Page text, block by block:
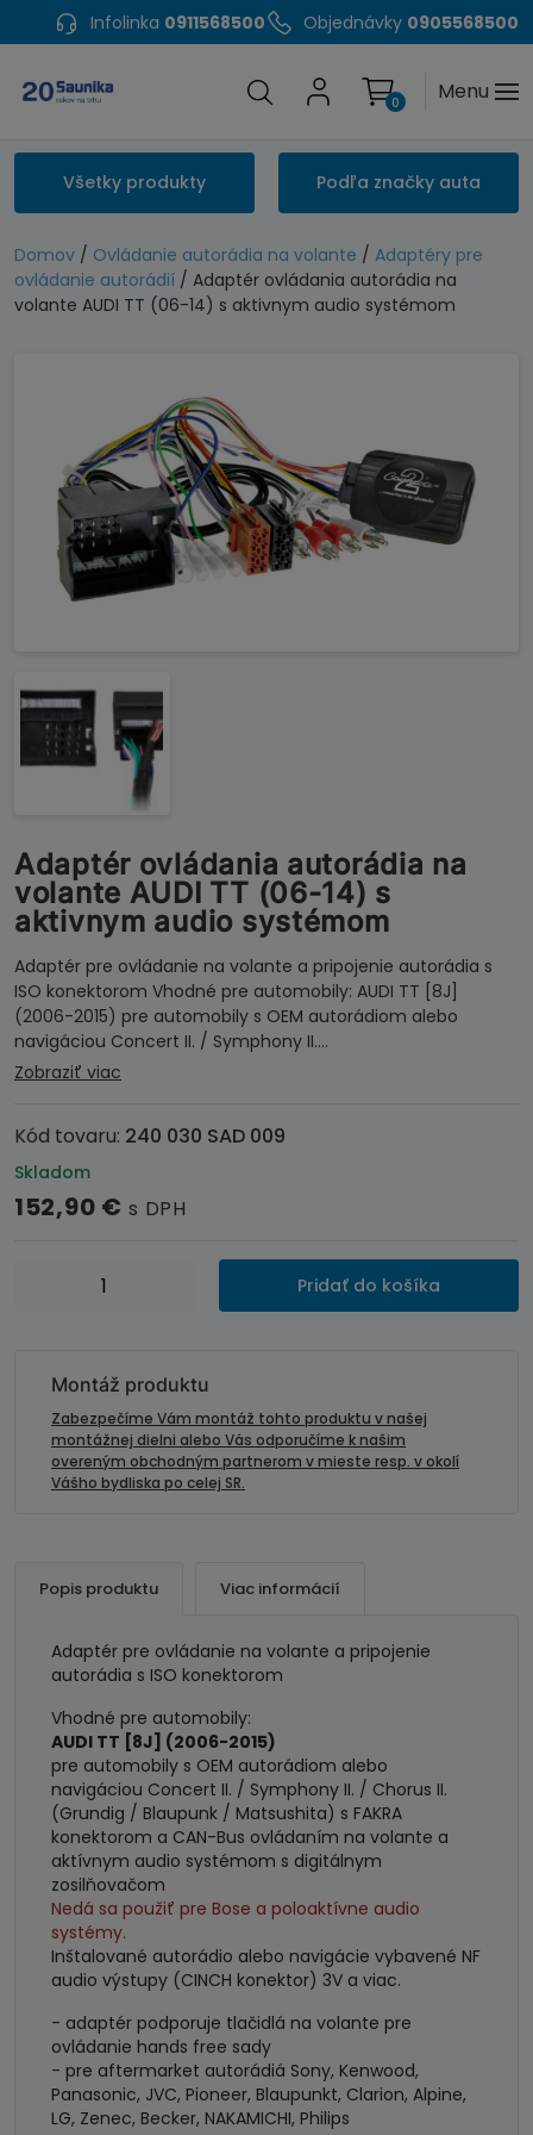
Infolinka 0911568500 Objednávky 0905568500
Menu
0
Všetky produkty Podľa značky auta
Domov / Ovládanie autorádia na volante / Adaptéry pre
ovládanie autorádií / Adaptér ovládania autorádia na
volante AUDI TT (06-14) s aktivnym audio systémom
Adaptér ovládania autorádia na
volante AUDI TT (06-14) s
aktivnym audio systémom
Adaptér pre ovládanie na volante a pripojenie autorádia s
ISO konektorom Vhodné pre automobily: AUDI TT [8J]
(2006-2015) pre automobily s OEM autorádiom alebo
navigáciou Concert II. / Symphony II.…
Zobraziť viac
Kód tovaru: 240 030 SAD 009
Skladom
152,90 € s DPH
množstvo
volante
AUDI
aktivnym
systémom
Pridať do košíka
Montáž produktu
Zabezpečíme Vám montáž tohto produktu v našej
montážnej dielni alebo Vás odporučíme k našim
overeným obchodným partnerom v mieste resp. v okolí
Vášho bydliska po celej SR.
Popis produktu Viac informácií
Adaptér pre ovládanie na volante a pripojenie
autorádia s ISO konektorom
Vhodné pre automobily:
AUDI TT [8J] (2006-2015)
pre automobily s OEM autorádiom alebo
navigáciou Concert II. / Symphony II. / Chorus II.
(Grundig / Blaupunk / Matsushita) s FAKRA
konektorom a CAN-Bus ovládaním na volante a
aktívnym audio systémom s digitálnym
zosilňovačom
Nedá sa použiť pre Bose a poloaktívne audio
systémy.
Inštalované autorádio alebo navigácie vybavené NF
audio výstupy (CINCH konektor) 3V a viac.
- adaptér podporuje tlačidlá na volante pre
ovládanie hands free sady
- pre aftermarket autorádiá Sony, Kenwood,
Panasonic, JVC, Pioneer, Blaupunkt, Clarion, Alpine,
LG, Zenec, Becker, NAKAMICHI, Philips